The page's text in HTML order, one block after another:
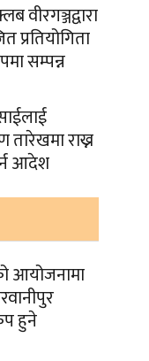
वीरगञ्जद्वारा
प्रतियोगिता
सम्पन्न
तारेखमा राख्न
आदेश
आयोजनामा
हुने